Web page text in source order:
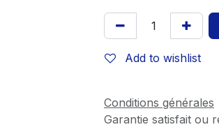
Add to wishlist
Conditions générales
Garantie satisfait ou